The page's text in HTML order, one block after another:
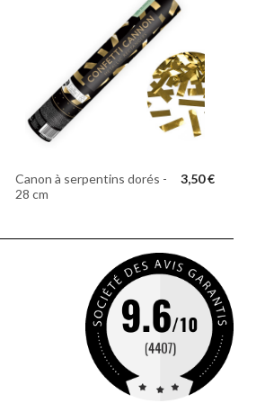
Canon à serpentins dorés -
28 cm
3,50 €